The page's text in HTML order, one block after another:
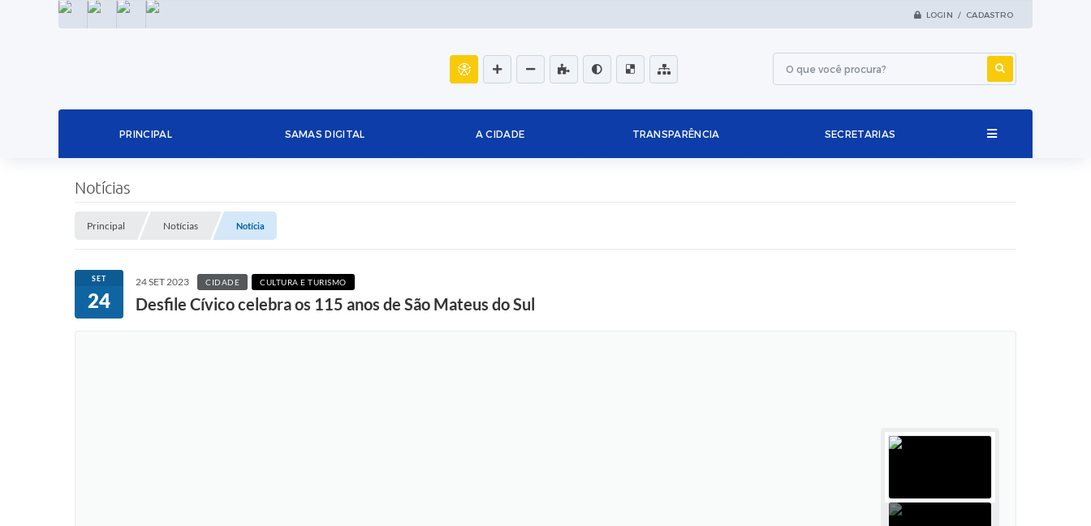
LOGIN / CADASTRO
INSTAGRAMFACEBOOKLINKEDIN
PRINCIPAL SAMAS DIGITAL A CIDADE TRANSPARÊNCIA SECRETARIAS
Notícias
Principal Notícias Notícia
SET
24
24 SET 2023 CIDADE CULTURA E TURISMO
Desfile Cívico celebra os 115 anos de São Mateus do Sul